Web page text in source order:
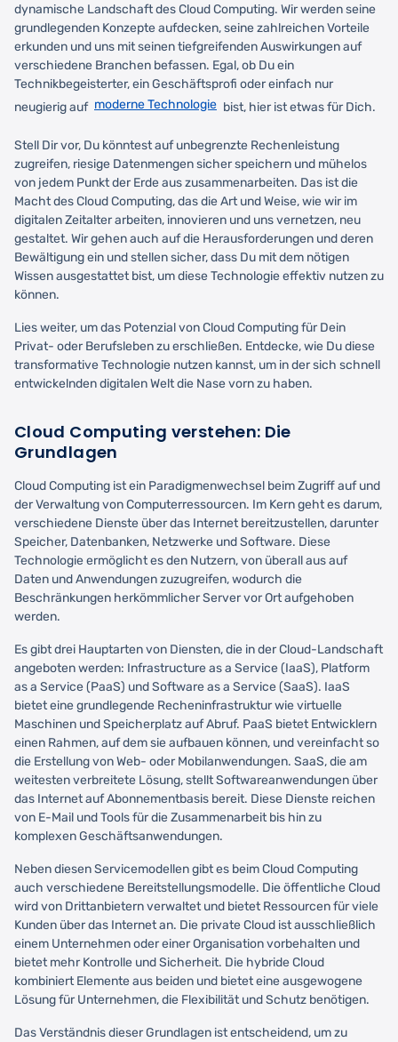
dynamische Landschaft des Cloud Computing. Wir werden seine
grundlegenden Konzepte aufdecken, seine zahlreichen Vorteile
erkunden und uns mit seinen tiefgreifenden Auswirkungen auf
verschiedene Branchen befassen. Egal, ob Du ein
Technikbegeisterter, ein Geschäftsprofi oder einfach nur
neugierig auf moderne Technologie bist, hier ist etwas für Dich.
Stell Dir vor, Du könntest auf unbegrenzte Rechenleistung
zugreifen, riesige Datenmengen sicher speichern und mühelos
von jedem Punkt der Erde aus zusammenarbeiten. Das ist die
Macht des Cloud Computing, das die Art und Weise, wie wir im
digitalen Zeitalter arbeiten, innovieren und uns vernetzen, neu
gestaltet. Wir gehen auch auf die Herausforderungen und deren
Bewältigung ein und stellen sicher, dass Du mit dem nötigen
Wissen ausgestattet bist, um diese Technologie effektiv nutzen zu
können.
Lies weiter, um das Potenzial von Cloud Computing für Dein
Privat- oder Berufsleben zu erschließen. Entdecke, wie Du diese
transformative Technologie nutzen kannst, um in der sich schnell
entwickelnden digitalen Welt die Nase vorn zu haben.
Cloud Computing verstehen: Die
Grundlagen
Cloud Computing ist ein Paradigmenwechsel beim Zugriff auf und
der Verwaltung von Computerressourcen. Im Kern geht es darum,
verschiedene Dienste über das Internet bereitzustellen, darunter
Speicher, Datenbanken, Netzwerke und Software. Diese
Technologie ermöglicht es den Nutzern, von überall aus auf
Daten und Anwendungen zuzugreifen, wodurch die
Beschränkungen herkömmlicher Server vor Ort aufgehoben
werden.
Es gibt drei Hauptarten von Diensten, die in der Cloud-Landschaft
angeboten werden: Infrastructure as a Service (IaaS), Platform
as a Service (PaaS) und Software as a Service (SaaS). IaaS
bietet eine grundlegende Recheninfrastruktur wie virtuelle
Maschinen und Speicherplatz auf Abruf. PaaS bietet Entwicklern
einen Rahmen, auf dem sie aufbauen können, und vereinfacht so
die Erstellung von Web- oder Mobilanwendungen. SaaS, die am
weitesten verbreitete Lösung, stellt Softwareanwendungen über
das Internet auf Abonnementbasis bereit. Diese Dienste reichen
von E-Mail und Tools für die Zusammenarbeit bis hin zu
komplexen Geschäftsanwendungen.
Neben diesen Servicemodellen gibt es beim Cloud Computing
auch verschiedene Bereitstellungsmodelle. Die öffentliche Cloud
wird von Drittanbietern verwaltet und bietet Ressourcen für viele
Kunden über das Internet an. Die private Cloud ist ausschließlich
einem Unternehmen oder einer Organisation vorbehalten und
bietet mehr Kontrolle und Sicherheit. Die hybride Cloud
kombiniert Elemente aus beiden und bietet eine ausgewogene
Lösung für Unternehmen, die Flexibilität und Schutz benötigen.
Das Verständnis dieser Grundlagen ist entscheidend, um zu